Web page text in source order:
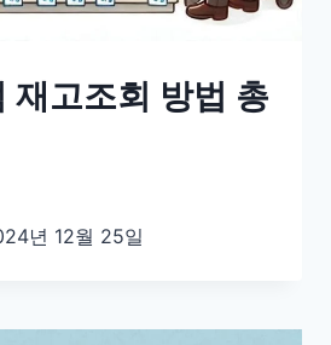
재고조회 방법 총
년 12월 25일